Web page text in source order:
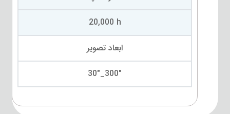
20,000 h
ابعاد تصویر
"300_"30